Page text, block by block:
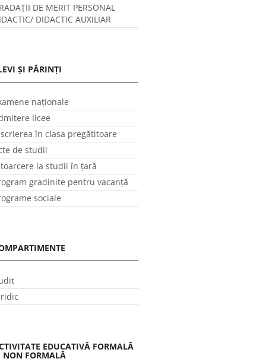
DE MERIT PERSONAL
DIDACTIC AUXILIAR
ȘI PĂRINȚI
naționale
licee
în clasa pregătitoare
de studii
la studii în ţară
gradinite pentru vacanţă
sociale
EDUCATIVĂ FORMALĂ
NON FORMALĂ